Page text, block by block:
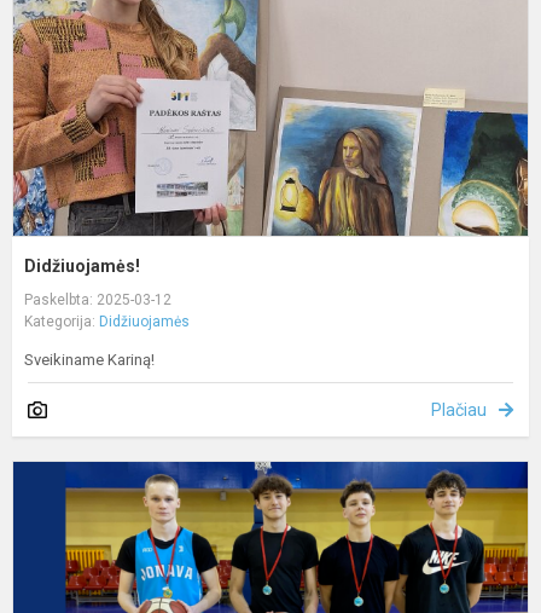
Didžiuojamės!
Paskelbta: 2025-03-12
Kategorija: Didžiuojamės
Sveikiname Kariną!
Plačiau